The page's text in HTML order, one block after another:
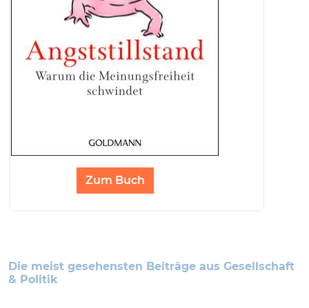
Zum Buch
Die meist gesehensten Beiträge aus Gesellschaft
& Politik